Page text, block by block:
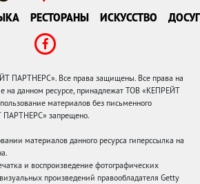
РЕСТОРАНЫ ИСКУССТВО ДОСУГ
ПАРТНЕРС». Все права защищены. Все права на
на данном ресурсе, принадлежат ТОВ «КЕПРЕЙТ
материалов без письменного
запрещено.
материалов данного ресурса гиперссылка на
и воспроизведение фотографических
произведений правообладателя Getty